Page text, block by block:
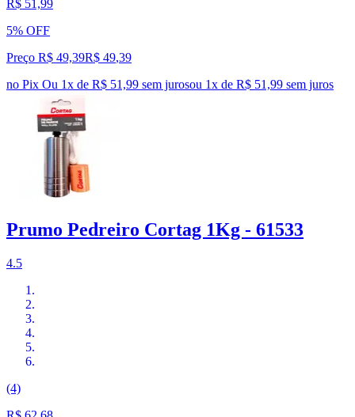
R$ 51,99
5% OFF
Preço R$ 49,39R$ 49,39
no Pix Ou 1x de R$ 51,99 sem jurosou 1x de R$ 51,99 sem juros
Prumo Pedreiro Cortag 1Kg - 61533
4.5
(4)